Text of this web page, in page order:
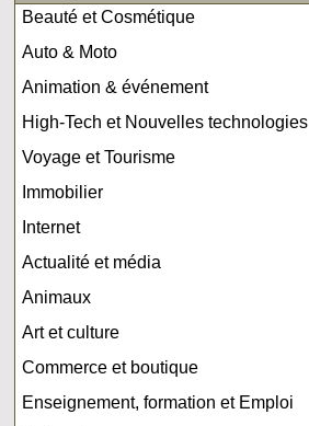
Beauté et Cosmétique
Auto & Moto
Animation & événement
High-Tech et Nouvelles technologies
Voyage et Tourisme
Immobilier
Internet
Actualité et média
Animaux
Art et culture
Commerce et boutique
Enseignement, formation et Emploi